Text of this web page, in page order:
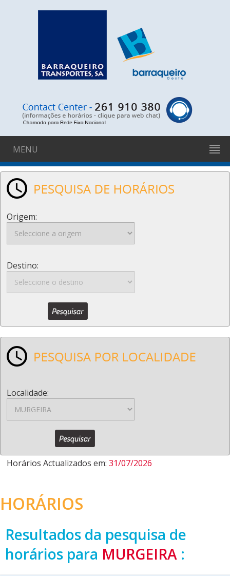
MENU
Origem:
Destino:
Localidade:
Horários Actualizados em: 31/07/2026
HORÁRIOS
Resultados da pesquisa de
horários para MURGEIRA :